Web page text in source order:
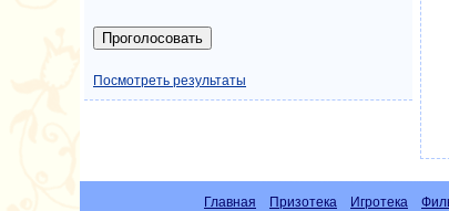
Посмотреть результаты
Главная Призотека Игротека